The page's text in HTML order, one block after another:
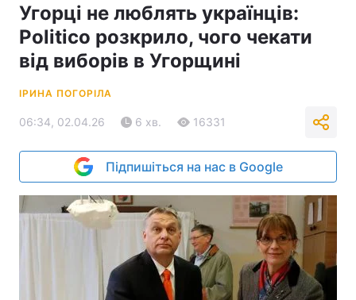
Угорці не люблять українців:
Politico розкрило, чого чекати
від виборів в Угорщині
ІРИНА ПОГОРІЛА
06:34, 02.04.26 6 хв. 16331
Підпишіться на нас в Google